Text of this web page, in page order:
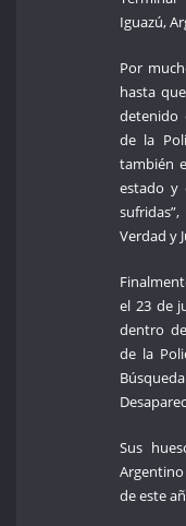
Iguazú,
Por
hasta
detenido
de la
también
estado y
Verdad y
el 23 de
dentro
de la
Sus
de este